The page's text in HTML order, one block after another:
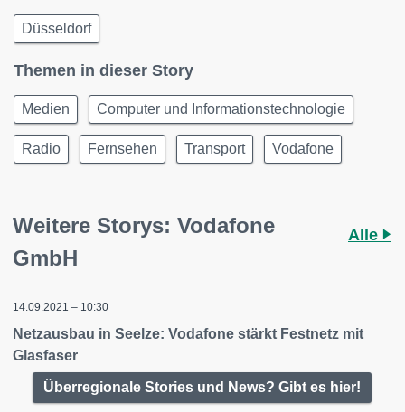
Düsseldorf
Themen in dieser Story
Medien Computer und Informationstechnologie
Radio Fernsehen Transport Vodafone
Weitere Storys: Vodafone
GmbH
Alle
14.09.2021 – 10:30
Netzausbau in Seelze: Vodafone stärkt Festnetz mit
Glasfaser
Überregionale Stories und News? Gibt es hier!